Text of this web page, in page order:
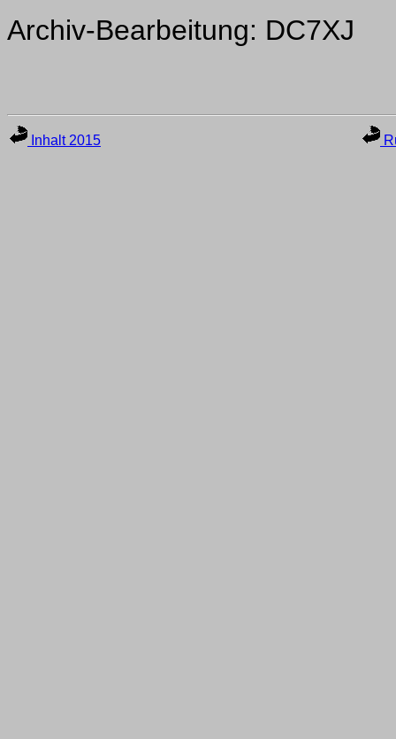
Archiv-Bearbeitung: DC7XJ
Inhalt 2015